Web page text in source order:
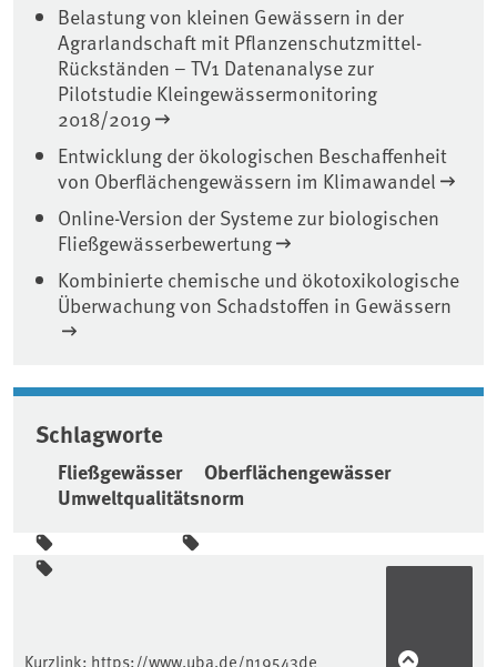
Belastung von kleinen Gewässern in der
Agrarlandschaft mit Pflanzenschutzmittel-
Rückständen – TV1 Datenanalyse zur
Pilotstudie Kleingewässermonitoring
2018/2019
Entwicklung der ökologischen Beschaffenheit
von Oberflächengewässern im Klimawandel
Online-Version der Systeme zur biologischen
Fließgewässerbewertung
Kombinierte chemische und ökotoxikologische
Überwachung von Schadstoffen in Gewässern
Schlagworte
Fließgewässer
Oberflächengewässer
Umweltqualitätsnorm
Seitenleiste
Kurzlink: https://www.uba.de/n19543de